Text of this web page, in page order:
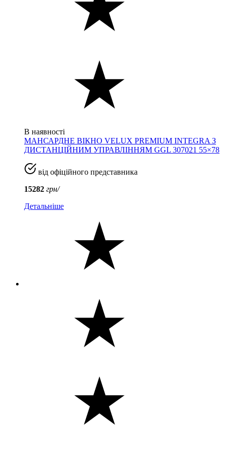
В наявності
МАНСАРДНЕ ВІКНО VELUX PREMIUM INTEGRA З
ДИСТАНЦІЙНИМ УПРАВЛІННЯМ GGL 307021 55×78
від офіційного представника
15282 грн/
Детальніше